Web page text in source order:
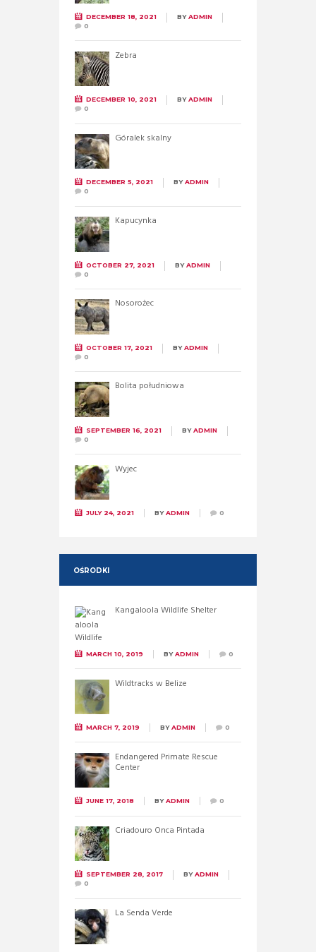
DECEMBER 18, 2021 BYADMIN
0
Zebra
DECEMBER 10, 2021 BYADMIN
0
Góralek skalny
DECEMBER 5, 2021 BYADMIN
0
Kapucynka
OCTOBER 27, 2021 BYADMIN
0
Nosorożec
OCTOBER 17, 2021 BYADMIN
0
Bolita południowa
SEPTEMBER 16, 2021 BYADMIN
0
Wyjec
JULY 24, 2021 BYADMIN 0
OŚRODKI
Kangaloola Wildlife Shelter
MARCH 10, 2019 BYADMIN 0
Wildtracks w Belize
MARCH 7, 2019 BYADMIN 0
Endangered Primate Rescue
Center
JUNE 17, 2018 BYADMIN 0
Criadouro Onca Pintada
SEPTEMBER 28, 2017 BYADMIN
0
La Senda Verde